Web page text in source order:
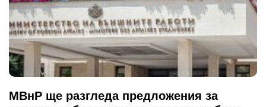
МВнР ще разгледа предложения за